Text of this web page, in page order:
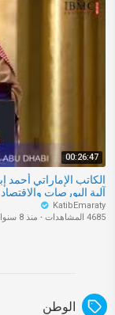
00:26:47
الكاتب الإماراتي
آلية البورصات
KatibEmaraty
4685 المشاهدات
· منذ 8 سنوات
الوطن